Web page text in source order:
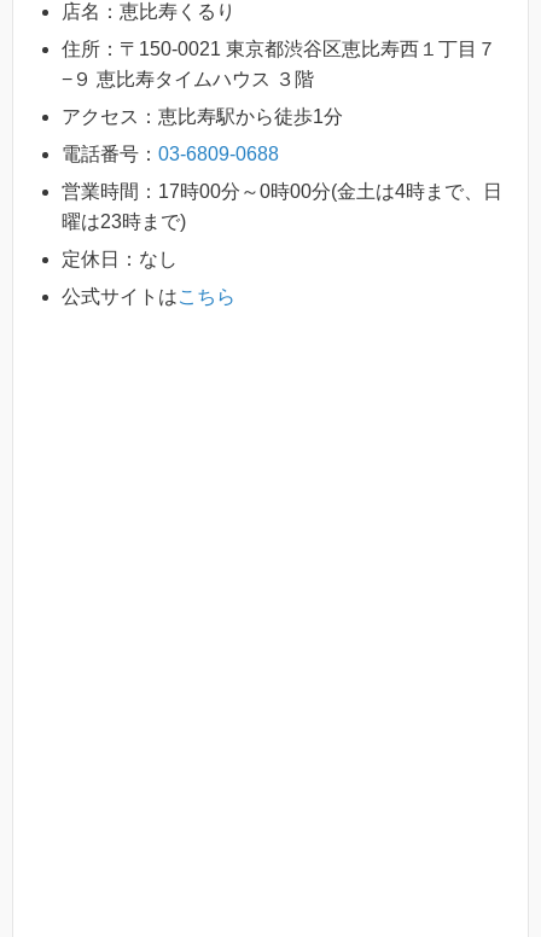
店名：恵比寿くるり
住所：〒150-0021 東京都渋谷区恵比寿西１丁目７
−９ 恵比寿タイムハウス ３階
アクセス：恵比寿駅から徒歩1分
電話番号： 03-6809-0688
営業時間：17時00分～0時00分(金土は4時まで、日
曜は23時まで)
定休日：なし
公式サイトはこちら